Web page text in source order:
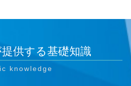
供する基礎知識